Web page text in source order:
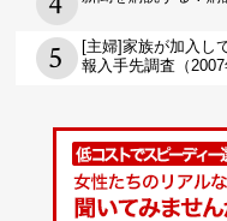
[主婦]家族が加入し
報入手先調査（2007